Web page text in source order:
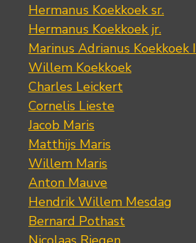
Hermanus Koekkoek sr.
Hermanus Koekkoek jr.
Marinus Adrianus Koekkoek I
Willem Koekkoek
Charles Leickert
Cornelis Lieste
Jacob Maris
Matthijs Maris
Willem Maris
Anton Mauve
Hendrik Willem Mesdag
Bernard Pothast